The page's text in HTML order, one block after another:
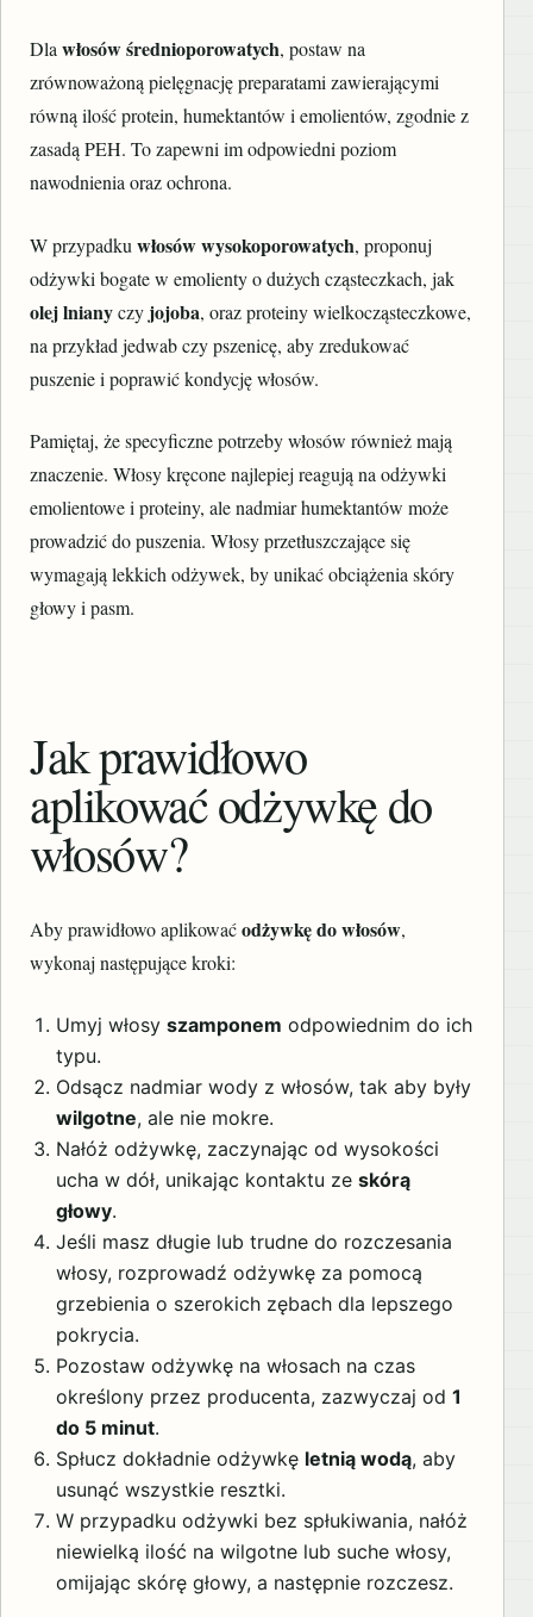
Dla włosów średnioporowatych, postaw na
zrównoważoną pielęgnację preparatami zawierającymi
równą ilość protein, humektantów i emolientów, zgodnie z
zasadą PEH. To zapewni im odpowiedni poziom
nawodnienia oraz ochrona.
W przypadku włosów wysokoporowatych, proponuj
odżywki bogate w emolienty o dużych cząsteczkach, jak
olej lnianyczy jojoba, oraz proteiny wielkocząsteczkowe,
na przykład jedwab czy pszenicę, aby zredukować
puszenie i poprawić kondycję włosów.
Pamiętaj, że specyficzne potrzeby włosów również mają
znaczenie. Włosy kręcone najlepiej reagują na odżywki
emolientowe i proteiny, ale nadmiar humektantów może
prowadzić do puszenia. Włosy przetłuszczające się
wymagają lekkich odżywek, by unikać obciążenia skóry
głowy i pasm.
Jak prawidłowo
aplikować odżywkę do
włosów?
Aby prawidłowo aplikowaćodżywkę do włosów,
wykonaj następujące kroki:
Umyj włosyszamponem odpowiednim do ich
typu.
Odsącz nadmiar wody z włosów, tak aby były
wilgotne, ale nie mokre.
Nałóż odżywkę, zaczynając od wysokości
ucha w dół, unikając kontaktu zeskórą
głowy.
Jeśli masz długie lub trudne do rozczesania
włosy, rozprowadź odżywkę za pomocą
grzebienia o szerokich zębach dla lepszego
pokrycia.
Pozostaw odżywkę na włosach na czas
określony przez producenta, zazwyczaj od1
do 5 minut.
Spłucz dokładnie odżywkę letnią wodą, aby
usunąć wszystkie resztki.
W przypadku odżywki bez spłukiwania, nałóż
niewielką ilość na wilgotne lub suche włosy,
omijając skórę głowy, a następnie rozczesz.